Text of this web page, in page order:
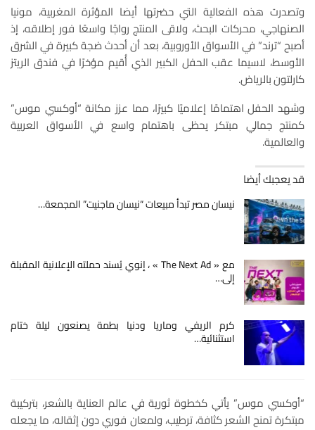
وتصدرت هذه الفعالية التي حضرتها أيضا المؤثرة المغربية، مونيا
الصنهاجي، محركات البحث، ولاقى المنتج رواجًا واسعًا فور إطلاقه، إذ
أصبح “ترند” في الأسواق الأوروبية، بعد أن أحدث ضجة كبيرة في الشرق
الأوسط، لاسيما عقب الحفل الكبير الذي أُقيم مؤخرًا في فندق الريتز
كارلتون بالرياض.
وشهد الحفل اهتمامًا إعلاميًا كبيرًا، مما عزز مكانة “أوكسي موس”
كمنتج جمالي مبتكر يحظى باهتمام واسع في الأسواق العربية
والعالمية.
قد يعجبك أيضا
نيسان مصر تبدأ مبيعات “نيسان ماجنيت” المجمعة…
مع « The Next Ad » ، إنوي يُسند حملته الإعلانية المقبلة
إلى…
كرم الريفي وماريا ودنيا بطمة يصنعون ليلة ختام
استثنائية…
“أوكسي موس” يأتي كخطوة ثورية في عالم العناية بالشعر، بتركيبة
مبتكرة تمنح الشعر كثافة، ترطيب، ولمعان فوري دون إثقاله، ما يجعله